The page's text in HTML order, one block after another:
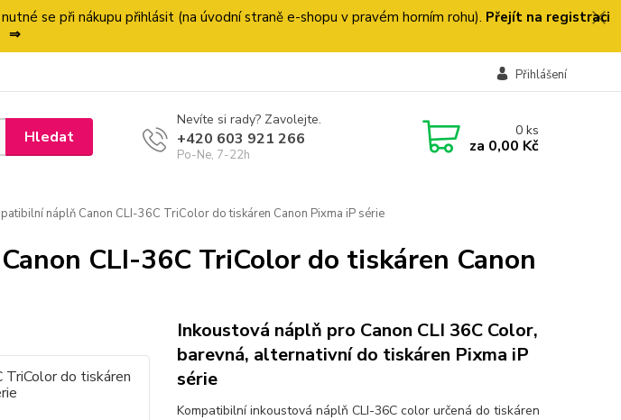
se při nákupu přihlásit (na úvodní straně e-shopu v pravém horním rohu). Přejít na registraci
⇒
Přihlášení
Hledat
Nevíte si rady? Zavolejte.
+420 603 921 266
Po-Ne, 7-22h
0ks
za 0,00 Kč
náplň Canon CLI-36C TriColor do tiskáren Canon Pixma iP série
CLI-36C TriColor do tiskáren Canon
Inkoustová náplň pro Canon CLI 36C Color,
barevná, alternativní do tiskáren Pixma iP
série
Kompatibilní inkoustová náplň CLI-36C color určená do tiskáren